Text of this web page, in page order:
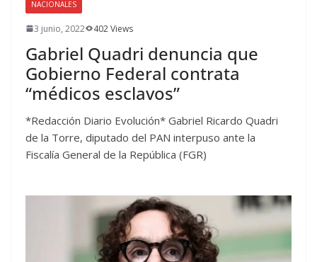
NACIONALES
3 junio, 2022 402 Views
Gabriel Quadri denuncia que
Gobierno Federal contrata
“médicos esclavos”
*Redacción Diario Evolución* Gabriel Ricardo Quadri
de la Torre, diputado del PAN interpuso ante la
Fiscalía General de la República (FGR)